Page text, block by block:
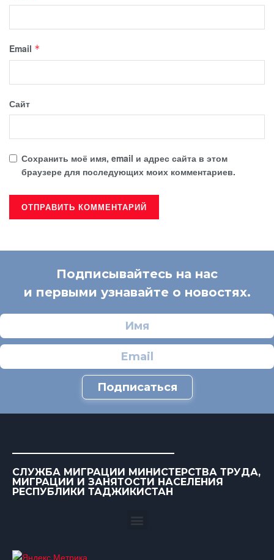
Email *
Сайт
Сохранить моё имя, email и адрес сайта в этом
браузере для последующих моих комментариев.
Подписывайтесь на нас
и первыми узнавайте о новостях.
Подписаться
СЛУЖБА МИГРАЦИИ МИНИСТЕРСТВА ТРУДА,
МИГРАЦИИ И ЗАНЯТОСТИ НАСЕЛЕНИЯ
РЕСПУБЛИКИ ТАДЖИКИСТАН